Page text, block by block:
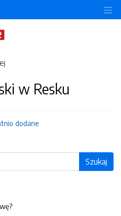
w Resku
dodane
Szukaj